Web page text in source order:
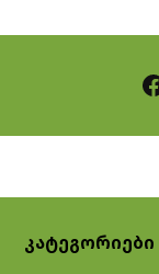
Facebook
კატეგორიები